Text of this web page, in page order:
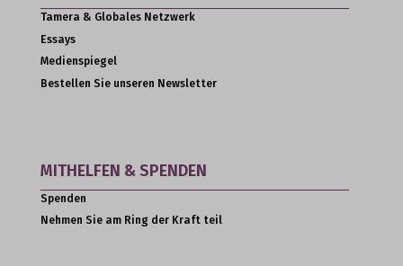
Tamera & Globales Netzwerk
Essays
Medienspiegel
Bestellen Sie unseren Newsletter
MITHELFEN & SPENDEN
Spenden
Nehmen Sie am Ring der Kraft teil